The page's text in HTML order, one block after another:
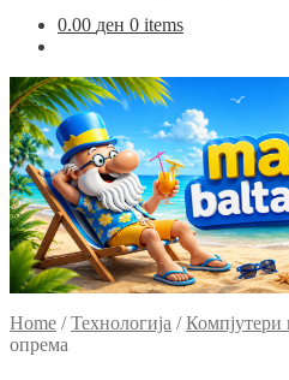
0.00 ден 0 items
Home /Технологија /
опрема